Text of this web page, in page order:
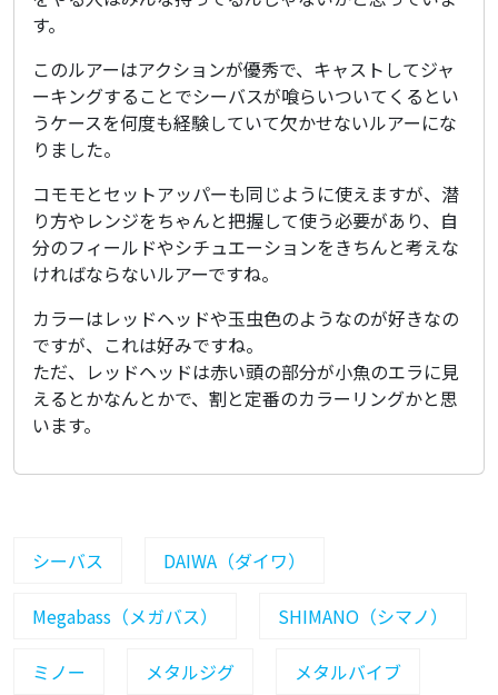
ー
ス
を
す
る
こ
が
多
い
の
で
の
ラ
イ
ン
ナ
ッ
に
す
ね
M
g
す。
このルアーはアクションが優秀で、キャストしてジャ
ーキングすることでシーバスが喰らいついてくるとい
うケースを何度も経験していて欠かせないルアーにな
りました。
コモモとセットアッパーも同じように使えますが、潜
り方やレンジをちゃんと把握して使う必要があり、自
分のフィールドやシチュエーションをきちんと考えな
ければならないルアーですね。
カラーはレッドヘッドや玉虫色のようなのが好きなの
ですが、これは好みですね。
ただ、レッドヘッドは赤い頭の部分が小魚のエラに見
えるとかなんとかで、割と定番のカラーリングかと思
います。
シーバス DAIWA（ダイワ）
Megabass（メガバス） SHIMANO（シマノ）
ミノー メタルジグ メタルバイブ